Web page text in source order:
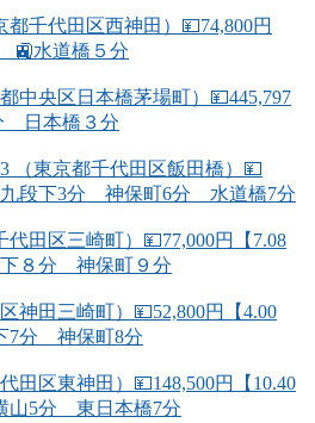
千代田区西神田）💴74,800円
🚉水道橋５分
中央区日本橋茅場町）💴445,797
日本橋３分
（東京都千代田区飯田橋）💴
九段下3分 神保町6分 水道橋7分
田区三崎町）💴77,000円【7.08
８分 神保町９分
神田三崎町）💴52,800円【4.00
7分 神保町8分
田区東神田）💴148,500円【10.40
山5分 東日本橋7分